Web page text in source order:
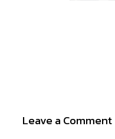
Leave a Comment